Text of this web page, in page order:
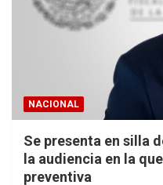
NACIONAL
Se presenta en silla
la audiencia en la
preventiva